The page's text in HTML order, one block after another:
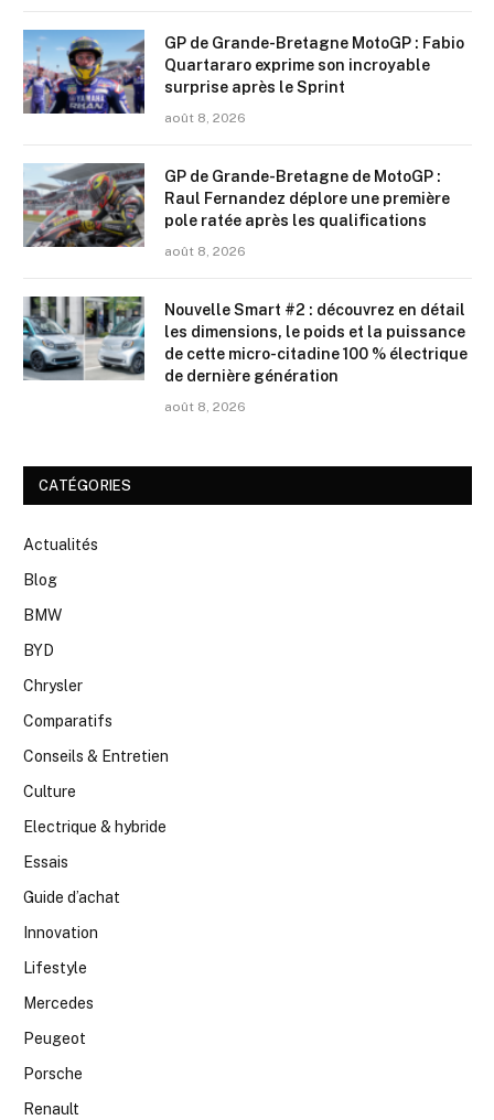
GP de Grande-Bretagne MotoGP : Fabio
Quartararo exprime son incroyable
surprise après le Sprint
août 8, 2026
GP de Grande-Bretagne de MotoGP :
Raul Fernandez déplore une première
pole ratée après les qualifications
août 8, 2026
Nouvelle Smart #2 : découvrez en détail
les dimensions, le poids et la puissance
de cette micro-citadine 100 % électrique
de dernière génération
août 8, 2026
CATÉGORIES
Actualités
Blog
BMW
BYD
Chrysler
Comparatifs
Conseils & Entretien
Culture
Electrique & hybride
Essais
Guide d’achat
Innovation
Lifestyle
Mercedes
Peugeot
Porsche
Renault